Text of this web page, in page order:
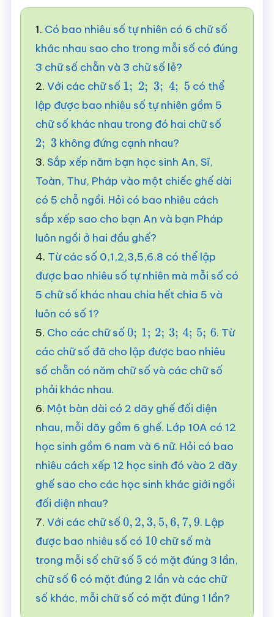
1. Có bao nhiêu số tự nhiên có 6 chữ số
khác nhau sao cho trong mỗi số có đúng
3 chữ số chẵn và 3 chữ số lẻ?
2. Với các chữ số 1;2 3; 4;5
có thể
lập được bao nhiêu số tự nhiên gồm 5
chữ số khác nhau trong đó hai chữ số
2; 3
không đứng cạnh nhau?
3. Sắp xếp năm bạn học sinh An, Sĩ,
Toàn, Thư, Pháp vào một chiếc ghế dài
có 5 chỗ ngồi. Hỏi có bao nhiêu cách
sắp xếp sao cho bạn An và bạn Pháp
luôn ngồi ở hai đầu ghế?
4. Từ các số 0,1,2,3,5,6,8 có thể lập
được bao nhiêu số tự nhiên mà mỗi số có
5 chữ số khác nhau chia hết chia 5 và
luôn có số 1?
5. Cho các chữ số 0; ;2 3;4;5 6
. Từ
các chữ số đã cho lập được bao nhiêu
số chẵn có năm chữ số và các chữ số
phải khác nhau.
6. Một bàn dài có 2 dãy ghế đối diện
nhau, mỗi dãy gồm 6 ghế. Lớp 10A có 12
học sinh gồm 6 nam và 6 nữ. Hỏi có bao
nhiêu cách xếp 12 học sinh đó vào 2 dãy
ghế sao cho các học sinh khác giới ngồi
đối diện nhau?
7. Với các chữ số 0, 2,3,5,6 ,7 9
. Lập
được bao nhiêu số có 10 chữ số mà
trong mỗi số chữ số 5 có mặt đúng 3 lần,
chữ số 6 có mặt đúng 2 lần và các chữ
số khác, mỗi chữ số có mặt đúng 1 lần?